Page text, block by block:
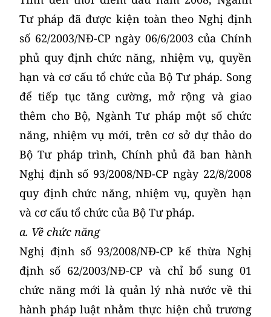
Tư pháp đã được kiện toàn theo Nghị định
số 62/2003/NĐ-CP ngày 06/6/2003 của Chính
phủ quy định chức năng, nhiệm vụ, quyền
hạn và cơ cấu tổ chức của Bộ Tư pháp. Song
để tiếp tục tăng cường, mở rộng và giao
thêm cho Bộ, Ngành Tư pháp một số chức
năng, nhiệm vụ mới, trên cơ sở dự thảo do
Bộ Tư pháp trình, Chính phủ đã ban hành
Nghị định số 93/2008/NĐ-CP ngày 22/8/2008
quy định chức năng, nhiệm vụ, quyền hạn
và cơ cấu tổ chức của Bộ Tư pháp.
a. Về chức năng
Nghị định số 93/2008/NĐ-CP kế thừa Nghị
định số 62/2003/NĐ-CP và chỉ bổ sung 01
chức năng mới là quản lý nhà nước về thi
hành pháp luật nhằm thực hiện chủ trương